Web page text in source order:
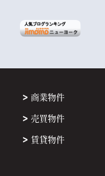
商業物件
売買物件
賃貸物件